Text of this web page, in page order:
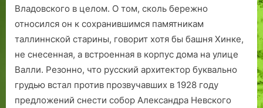
Владовского в целом. О том, сколь бережно
относился он к сохранившимся памятникам
таллиннской старины, говорит хотя бы башня Хинке,
не снесенная, а встроенная в корпус дома на улице
Валли. Резонно, что русский архитектор буквально
грудью встал против прозвучавших в 1928 году
предложений снести собор Александра Невского